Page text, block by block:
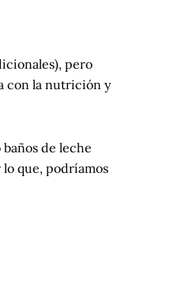
pero
con la nutrición y
de leche
que, podríamos